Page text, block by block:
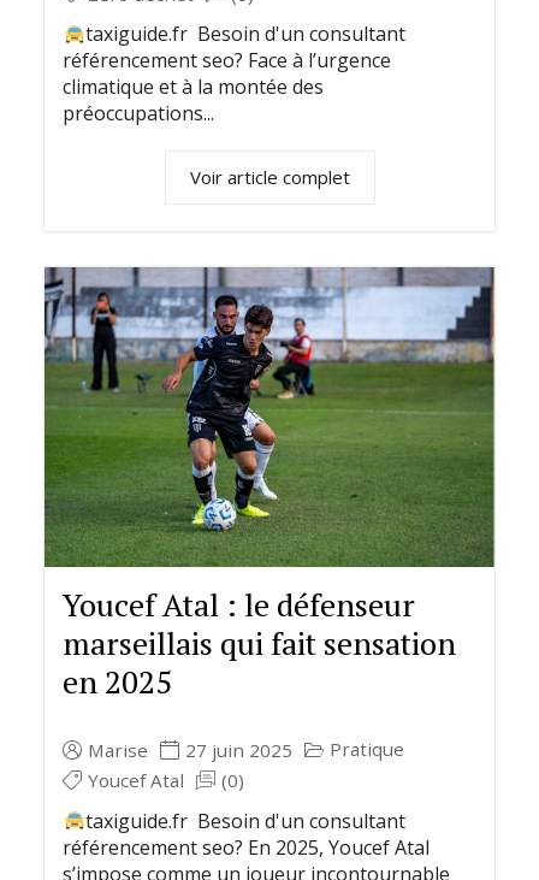
taxiguide.fr Besoin d'un consultant
référencement seo? Face à l’urgence
climatique et à la montée des
préoccupations...
Voir article complet
Youcef Atal : le défenseur
marseillais qui fait sensation
en 2025
Marise 27 juin 2025
Pratique
Youcef Atal
(0)
taxiguide.fr Besoin d'un consultant
référencement seo? En 2025, Youcef Atal
s’impose comme un joueur incontournable